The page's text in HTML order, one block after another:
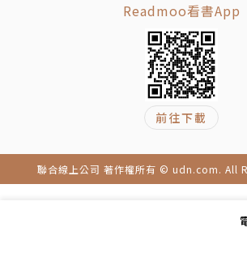
Readmoo看書App
前往下載
聯合線上公司 著作權所有 © udn.com. All